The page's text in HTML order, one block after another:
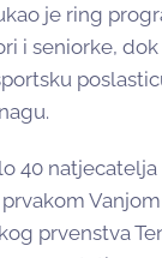
je ring
i seniorke,
40
prvenstva